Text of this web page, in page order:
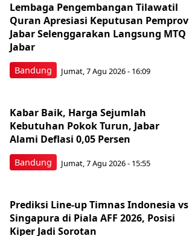
Bandung
Lembaga Pengembangan Tilawatil
Quran Apresiasi Keputusan Pemprov
Jabar Selenggarakan Langsung MTQ
Jabar
Jumat, 7 Agu 2026 - 16:09
Bandung
Kabar Baik, Harga Sejumlah
Kebutuhan Pokok Turun, Jabar
Alami Deflasi 0,05 Persen
Jumat, 7 Agu 2026 - 15:55
Prediksi Line-up Timnas Indonesia vs
Singapura di Piala AFF 2026, Posisi
Kiper Jadi Sorotan